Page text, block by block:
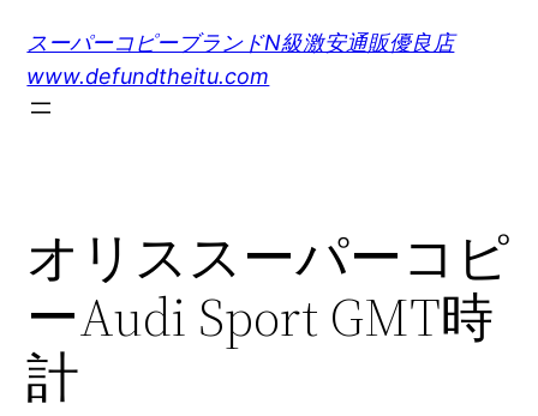
スーパーコピーブランドN級激安通販優良店
www.defundtheitu.com
オリススーパーコピ
ーAudi Sport GMT時
計